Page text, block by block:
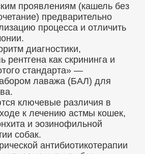
проявлениям (кашель без
предварительно
процесса и отличить
диагностики,
как скрининга и
стандарта» —
лаважа (БАЛ) для
ключевые различия в
к лечению астмы кошек,
и эозинофильной
собак.
антибиотикотерапии